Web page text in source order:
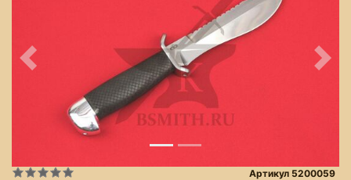
Предыдущее
Артикул 5200059